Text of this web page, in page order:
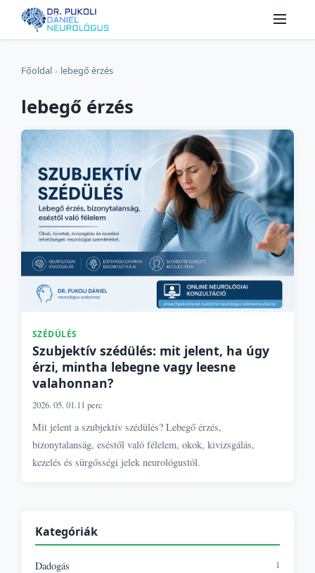
Főoldal › lebegő érzés
lebegő érzés
SZÉDÜLÉS
Szubjektív szédülés: mit jelent, ha úgy
érzi, mintha lebegne vagy leesne
valahonnan?
2026. 05. 01.11 perc
Mit jelent a szubjektív szédülés? Lebegő érzés,
bizonytalanság, eséstől való félelem, okok, kivizsgálás,
kezelés és sürgősségi jelek neurológustól.
Kategóriák
Dadogás 1